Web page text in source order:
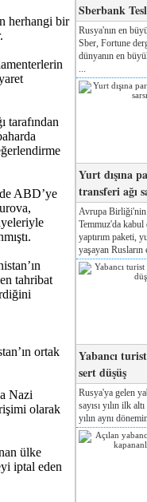
herhangi bir
tarafından
ABD’ye
tahribat
ortak
Nazi
olarak
ülke
iptal eden
Sberbank
Rusya'nın en
Sber, Fortune
dünyanın en
...
Yurt dışına
transferi ağı
Avrupa
Temmuz'da kabul
yaptırım paketi,
yaşayan Rusların
Yabancı turist
sert düşüş
Rusya'ya gelen
sayısı yılın ilk
yılın aynı